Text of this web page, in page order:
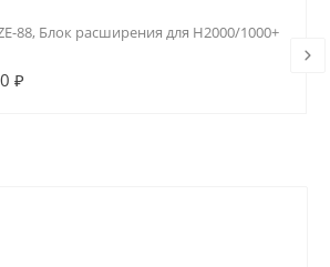
88, Блок расширения для H2000/1000+
₽